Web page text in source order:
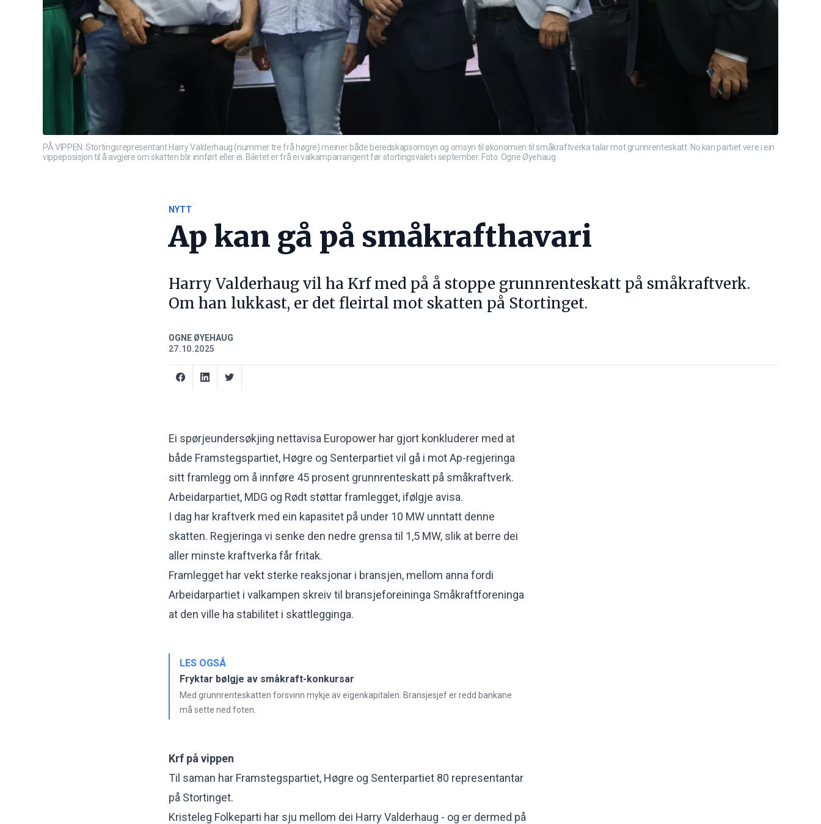
PÅ VIPPEN: Stortingsrepresentant Harry Valderhaug (nummer tre frå høgre) meiner både beredskapsomsyn og omsyn til økonomien til småkraftverka talar mot grunnrenteskatt. No kan partiet vere i ein
vippeposisjon til å avgjere om skatten blir innført eller ei. Biletet er frå ei valkamparrangent før stortingsvalet i september. Foto: Ogne Øyehaug
NYTT
Ap kan gå på småkrafthavari
Harry Valderhaug vil ha Krf med på å stoppe grunnrenteskatt på småkraftverk.
Om han lukkast, er det fleirtal mot skatten på Stortinget.
OGNE ØYEHAUG
27.10.2025
Ei spørjeundersøkjing nettavisa Europower har gjort konkluderer med at
både Framstegspartiet, Høgre og Senterpartiet vil gå i mot Ap-regjeringa
sitt framlegg om å innføre 45 prosent grunnrenteskatt på småkraftverk.
Arbeidarpartiet, MDG og Rødt støttar framlegget, ifølgje avisa.
I dag har kraftverk med ein kapasitet på under 10 MW unntatt denne
skatten. Regjeringa vi senke den nedre grensa til 1,5 MW, slik at berre dei
aller minste kraftverka får fritak.
Framlegget har vekt sterke reaksjonar i bransjen, mellom anna fordi
Arbeidarpartiet i valkampen skreiv til bransjeforeininga Småkraftforeninga
at den ville ha stabilitet i skattlegginga.
LES OGSÅ
Fryktar bølgje av småkraft-konkursar
Med grunnrenteskatten forsvinn mykje av eigenkapitalen. Bransjesjef er redd bankane
må sette ned foten.
Krf på vippen
Til saman har Framstegspartiet, Høgre og Senterpartiet 80 representantar
på Stortinget.
Kristeleg Folkeparti har sju mellom dei Harry Valderhaug - og er dermed på